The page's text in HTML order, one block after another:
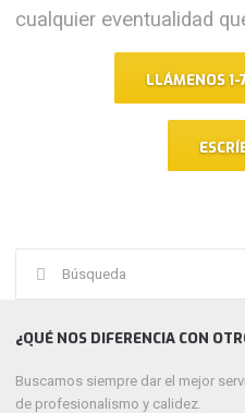
cualquier eventualidad
LLÁMENOS
¿QUÉ NOS DIFERENCIA CON
Buscamos siempre dar el mejor
de profesionalismo y calidez.